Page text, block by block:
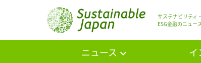
サステナビリティ・
ESG金融のニュース
ニュース イ